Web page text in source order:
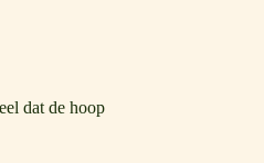
dat de hoop